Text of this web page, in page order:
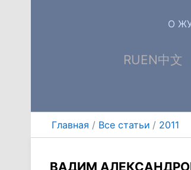
RUEN中文
О
Главная Все статьи 2011
ВАДИМ